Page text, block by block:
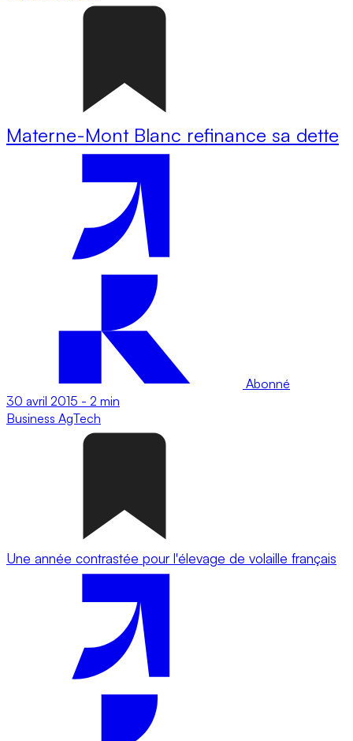
Materne-Mont Blanc refinance sa dette
Abonné
30 avril 2015 - 2 min
Business AgTech
Une année contrastée pour l'élevage de volaille français